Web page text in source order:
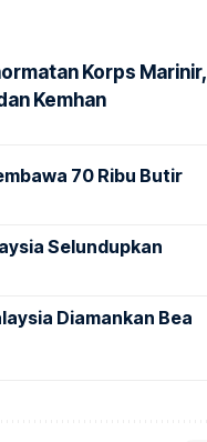
Korps Marinir,
Kemhan
70 Ribu Butir
Selundupkan
Diamankan Bea